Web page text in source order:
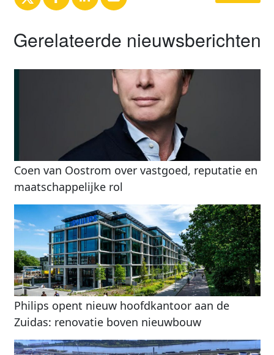
Gerelateerde nieuwsberichten
Coen van Oostrom over vastgoed, reputatie en
maatschappelijke rol
Philips opent nieuw hoofdkantoor aan de
Zuidas: renovatie boven nieuwbouw